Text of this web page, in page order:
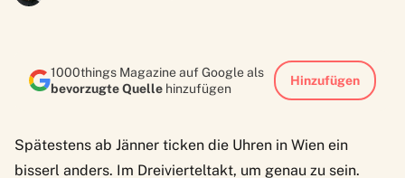
1000things Magazine auf Google als
bevorzugte Quelle hinzufügen
Hinzufügen
Spätestens ab Jänner ticken die Uhren in Wien ein
bisserl anders. Im Dreivierteltakt, um genau zu sein.